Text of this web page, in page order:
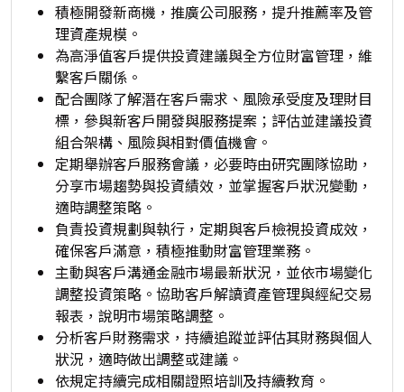
積極開發新商機，推廣公司服務，提升推薦率及管
理資產規模。
為高淨值客戶提供投資建議與全方位財富管理，維
繫客戶關係。
配合團隊了解潛在客戶需求、風險承受度及理財目
標，參與新客戶開發與服務提案；評估並建議投資
組合架構、風險與相對價值機會。
定期舉辦客戶服務會議，必要時由研究團隊協助，
分享市場趨勢與投資績效，並掌握客戶狀況變動，
適時調整策略。
負責投資規劃與執行，定期與客戶檢視投資成效，
確保客戶滿意，積極推動財富管理業務。
主動與客戶溝通金融市場最新狀況，並依市場變化
調整投資策略。協助客戶解讀資產管理與經紀交易
報表，說明市場策略調整。
分析客戶財務需求，持續追蹤並評估其財務與個人
狀況，適時做出調整或建議。
依規定持續完成相關證照培訓及持續教育。